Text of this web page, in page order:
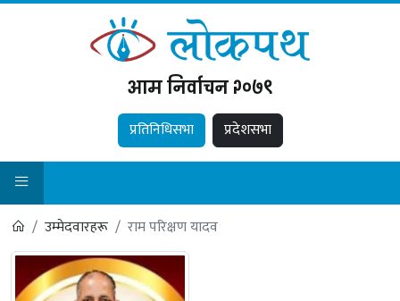
आम निर्वाचन २०७९
प्रतिनिधिसभा प्रदेशसभा
उम्मेदवारहरू राम परिक्षण यादव